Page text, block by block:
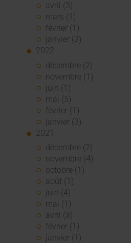
avril (3)
mars (1)
février (1)
janvier (2)
2022
décembre (2)
novembre (1)
juin (1)
mai (5)
février (1)
janvier (3)
2021
décembre (2)
novembre (4)
octobre (1)
août (1)
juin (4)
mai (1)
avril (3)
février (1)
janvier (1)